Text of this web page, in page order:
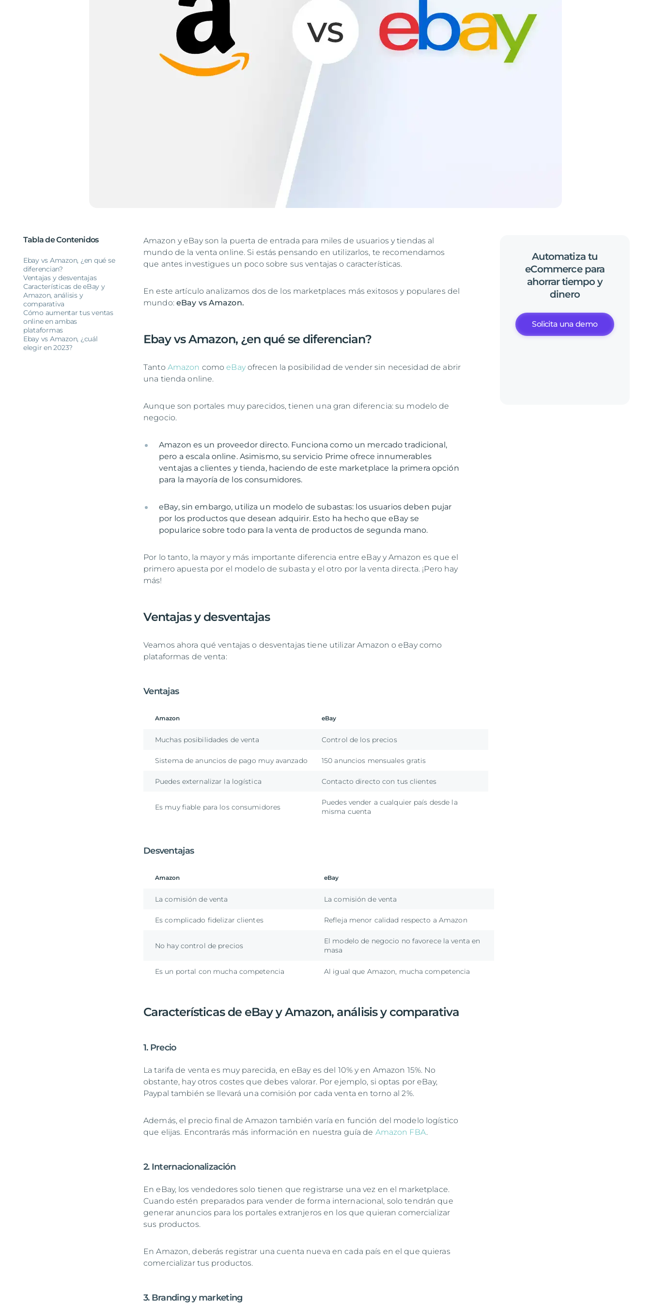
Tabla de Contenidos
Ebay vs Amazon, ¿en qué se
diferencian?
Ventajas y desventajas
Características de eBay y
Amazon, análisis y
comparativa
Cómo aumentar tus ventas
online en ambas
plataformas
Ebay vs Amazon, ¿cuál
elegir en 2023?
Amazon y eBay son la puerta de entrada para miles de usuarios y tiendas al
mundo de la venta online. Si estás pensando en utilizarlos, te recomendamos
que antes investigues un poco sobre sus ventajas o características.
En este artículo analizamos dos de los marketplaces más exitosos y populares del
mundo: eBay vs Amazon.
Ebay vs Amazon, ¿en qué se diferencian?
Tanto Amazon comoeBayofrecen la posibilidad de vender sin necesidad de abrir
una tienda online.
Aunque son portales muy parecidos, tienen una gran diferencia: su modelo de
negocio.
Amazon es un proveedor directo. Funciona como un mercado tradicional,
pero a escala online. Asimismo, su servicio Prime ofrece innumerables
ventajas a clientes y tienda, haciendo de este marketplace la primera opción
eBay, sin embargo, utiliza un modelo de subastas: los usuarios deben pujar
por los productos que desean adquirir. Esto ha hecho que eBay se
popularice sobre todo para la venta de productos de segunda mano.
Por lo tanto, la mayor y más importante diferencia entre eBay y Amazon es que el
primero apuesta por el modelo de subasta y el otro por la venta directa. ¡Pero hay
más!
Ventajas y desventajas
Veamos ahora qué ventajas o desventajas tiene utilizar Amazon o eBay como
plataformas de venta:
Ventajas
Amazon eBay
Muchas posibilidades de venta Control de los precios
Sistema de anuncios de pago muy avanzado 150 anuncios mensuales gratis
Puedes externalizar la logística Contacto directo con tus clientes
Es muy fiable para los consumidores
Puedes vender a cualquier país desde la
misma cuenta
Desventajas
Amazon eBay
La comisión de venta La comisión de venta
Es complicado fidelizar clientes Refleja menor calidad respecto a Amazon
No hay control de precios
El modelo de negocio no favorece la venta en
masa
Es un portal con mucha competencia Al igual que Amazon, mucha competencia
Características de eBay y Amazon, análisis y comparativa
1. Precio
La tarifa de venta es muy parecida, en eBay es del 10% y en Amazon 15%. No
obstante, hay otros costes que debes valorar. Por ejemplo, si optas por eBay,
Paypal también se llevará una comisión por cada venta en torno al 2%.
Además, el precio final de Amazon también varía en función del modelo logístico
que elijas. Encontrarás más información en nuestra guía de Amazon FBA.
2. Internacionalización
En eBay, los vendedores solo tienen que registrarse una vez en el marketplace.
Cuando estén preparados para vender de forma internacional, solo tendrán que
generar anuncios para los portales extranjeros en los que quieran comercializar
sus productos.
En Amazon, deberás registrar una cuenta nueva en cada país en el que quieras
comercializar tus productos.
3. Branding y marketing
Automatiza tu
eCommerce para
ahorrar tiempo y
dinero
Solicita una demo